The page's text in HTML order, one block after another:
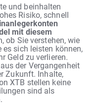
und beinhalten
Risiko, schnell
mit diesem
ob Sie verstehen, wie
sich leisten können,
Geld zu verlieren.
der Vergangenheit
Zukunft. Inhalte,
XTB stellen keine
sind als